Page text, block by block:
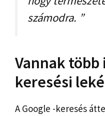
számodra. ”
Vannak
keresési
A Google -keresés